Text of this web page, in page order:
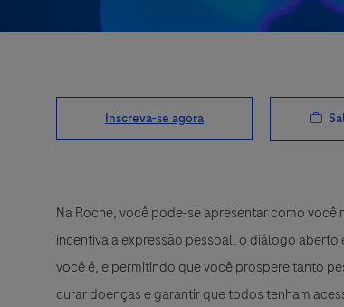
Inscreva-se agora
Na Roche, você pode-se apresentar como
incentiva a expressão pessoal, o diálogo
você é, e permitindo que você prospere tanto
curar doenças e garantir que todos tenham